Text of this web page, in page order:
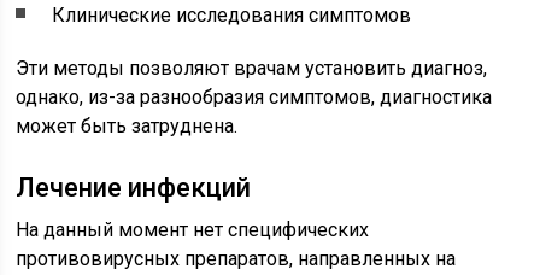
Клинические исследования симптомов
Эти методы позволяют врачам установить диагноз,
однако, из-за разнообразия симптомов, диагностика
может быть затруднена.
Лечение инфекций
На данный момент нет специфических
противовирусных препаратов, направленных на